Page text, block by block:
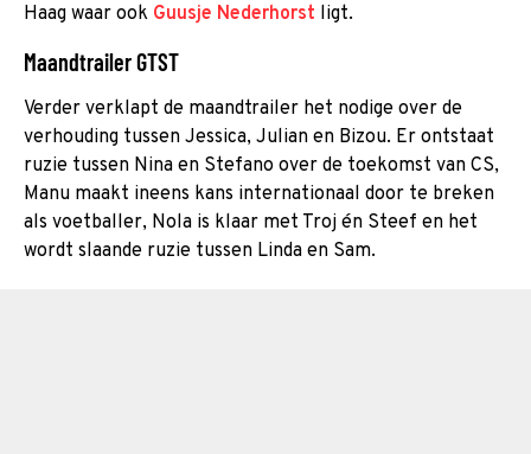
Haag waar ook Guusje Nederhorst ligt.
Maandtrailer GTST
Verder verklapt de maandtrailer het nodige over de
verhouding tussen Jessica, Julian en Bizou. Er ontstaat
ruzie tussen Nina en Stefano over de toekomst van CS,
Manu maakt ineens kans internationaal door te breken
als voetballer, Nola is klaar met Troj én Steef en het
wordt slaande ruzie tussen Linda en Sam.